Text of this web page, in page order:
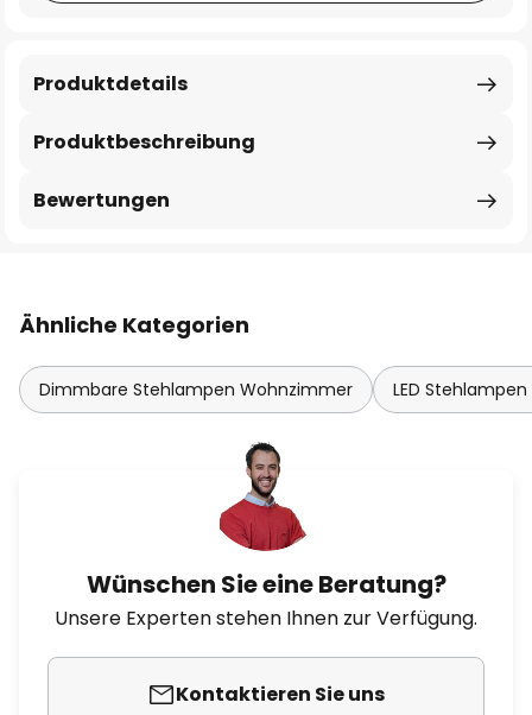
Produktbeschreibung
Produktdetails
Bewertungen
Ähnliche Kategorien
Dimmbare Stehlampen Wohnzimmer LED
Wünschen Sie eine Beratung?
Unsere Experten stehen Ihnen zur Verfügung.
Kontaktieren Sie uns